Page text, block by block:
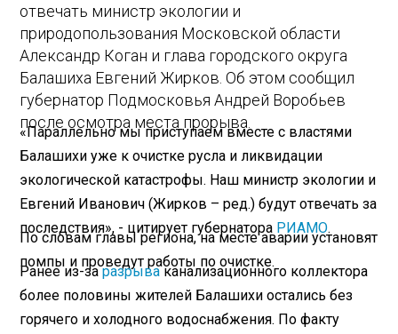
отвечать министр экологии и
природопользования Московской области
Александр Коган и глава городского округа
Балашиха Евгений Жирков. Об этом сообщил
губернатор Подмосковья Андрей Воробьев
после осмотра места прорыва.
«Параллельно мы приступаем вместе с властями
Балашихи уже к очистке русла и ликвидации
экологической катастрофы. Наш министр экологии и
Евгений Иванович (Жирков – ред.) будут отвечать за
последствия», - цитирует губернатора РИАМО.
По словам главы региона, на месте аварии установят
помпы и проведут работы по очистке.
Ранее из-заразрываканализационного коллектора
более половины жителей Балашихи остались без
горячего и холодного водоснабжения. По факту